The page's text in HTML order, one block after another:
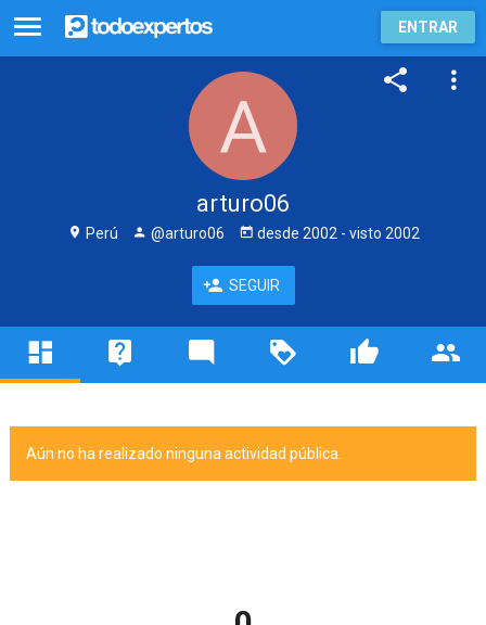
ENTRAR
arturo06
Perú @arturo06 desde 2002 - visto 2002
SEGUIR
Aún no ha realizado ninguna actividad pública.